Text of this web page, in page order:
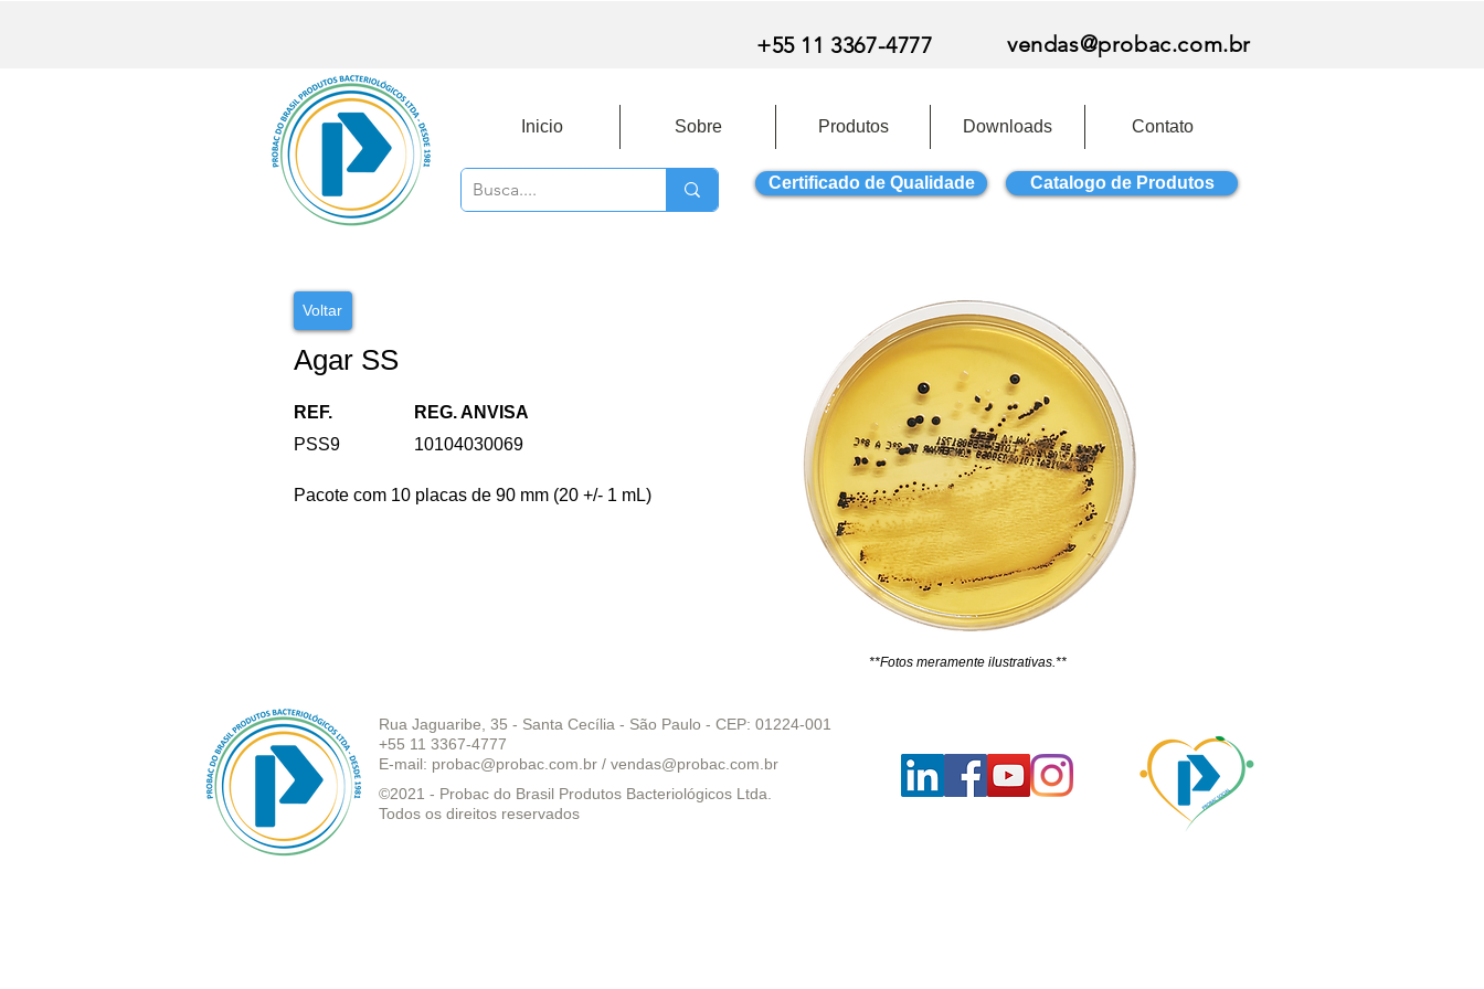
+55 11 3367-4777 vendas@probac.com.br
Inicio Sobre Produtos Downloads Contato
Certificado de Qualidade Catalogo de Produtos
Voltar
Agar SS
REF.
PSS9
REG. ANVISA
10104030069
Pacote com 10 placas de 90 mm (20 +/- 1 mL)
**Fotos meramente ilustrativas.**
Rua Jaguaribe, 35 - Santa Cecília - São Paulo - CEP: 01224-001
+55 11 3367-4777
E-mail: probac@probac.com.br / vendas@probac.com.br
©2021 - Probac do Brasil Produtos Bacteriológicos Ltda.
Todos os direitos reservados